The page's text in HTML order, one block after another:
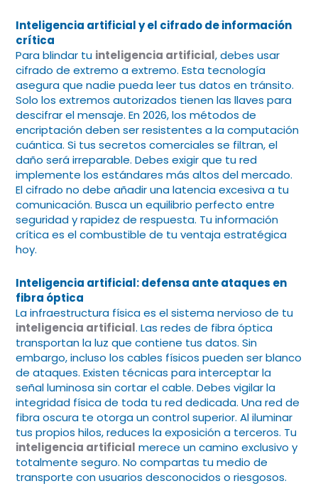
Inteligencia artificialy el cifrado de información
crítica
Para blindar tu inteligencia artificial, debes usar
cifrado de extremo a extremo. Esta tecnología
asegura que nadie pueda leer tus datos en tránsito.
Solo los extremos autorizados tienen las llaves para
descifrar el mensaje. En 2026, los métodos de
encriptación deben ser resistentes a la computación
cuántica. Si tus secretos comerciales se filtran, el
daño será irreparable. Debes exigir que tu red
implemente los estándares más altos del mercado.
El cifrado no debe añadir una latencia excesiva a tu
comunicación. Busca un equilibrio perfecto entre
seguridad y rapidez de respuesta. Tu información
crítica es el combustible de tu ventaja estratégica
hoy.
Inteligencia artificial: defensa ante ataques en
fibra óptica
La infraestructura física es el sistema nervioso de tu
inteligencia artificial. Las redes de fibra óptica
transportan la luz que contiene tus datos. Sin
embargo, incluso los cables físicos pueden ser blanco
de ataques. Existen técnicas para interceptar la
señal luminosa sin cortar el cable. Debes vigilar la
integridad física de toda tu red dedicada. Una red de
fibra oscura te otorga un control superior. Al iluminar
tus propios hilos, reduces la exposición a terceros. Tu
inteligencia artificial merece un camino exclusivo y
totalmente seguro. No compartas tu medio de
transporte con usuarios desconocidos o riesgosos.